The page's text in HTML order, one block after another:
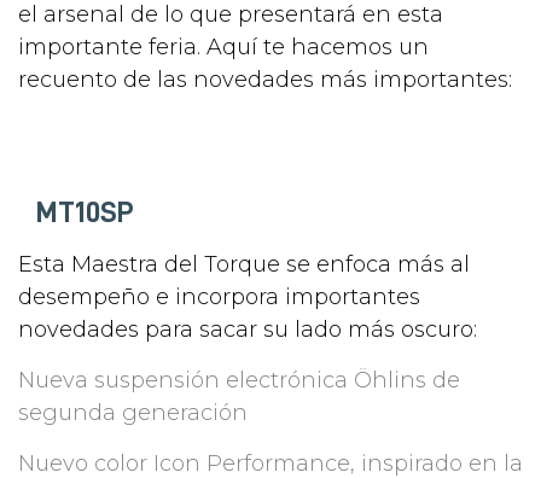
el arsenal de lo que presentará en esta
importante feria. Aquí te hacemos un
recuento de las novedades más importantes:
MT10SP
Esta Maestra del Torque se enfoca más al
desempeño e incorpora importantes
novedades para sacar su lado más oscuro:
Nueva suspensión electrónica Öhlins de
segunda generación
Nuevo color Icon Performance, inspirado en la